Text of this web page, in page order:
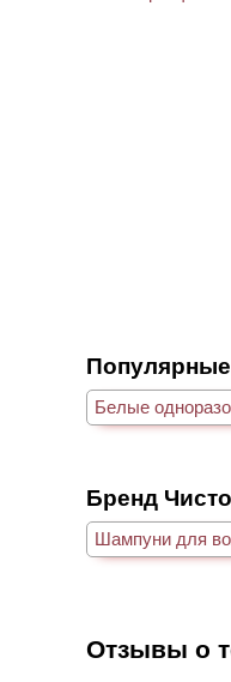
Популярные
Белые
Бренд
Шампуни для
Отзывы о